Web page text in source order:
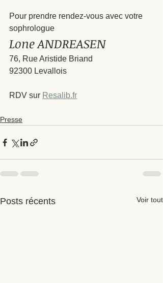
Pour prendre rendez-vous avec votre
sophrologue
Lone ANDREASEN
76, Rue Aristide Briand
92300 Levallois
RDV sur Resalib.fr
Presse
Posts récents Voir tout